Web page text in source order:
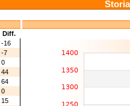
Diff.
-16
-7
0
44
64
0
15